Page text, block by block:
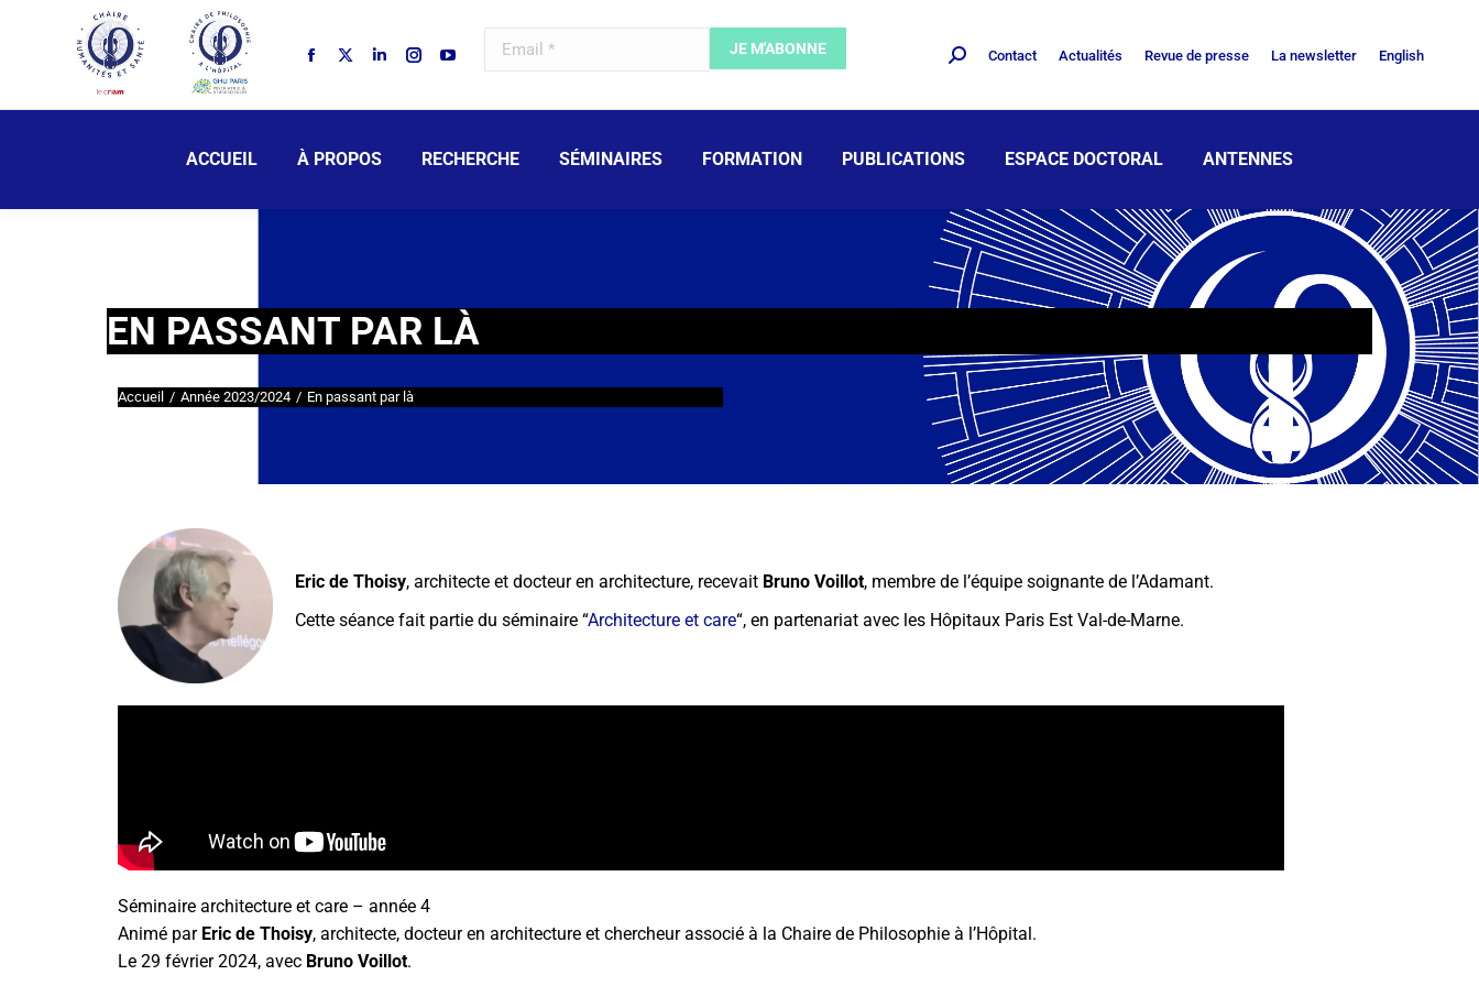
Contact Actualités Revue de presse La newsletter English
ACCUEIL À PROPOS RECHERCHE SÉMINAIRES FORMATION PUBLICATIONS ESPACE DOCTORAL ANTENNES
EN PASSANT PAR LÀ
Vous êtes ici :
Accueil Année 2023/2024 En passant par là
Eric de Thoisy, architecte et docteur en architecture, recevait Bruno Voillot, membre de l’équipe soignante de l’Adamant.
Cette séance fait partie du séminaire “Architecture et care“, en partenariat avec les Hôpitaux Paris Est Val-de-Marne.
Séminaire architecture et care – année 4
Animé par Eric de Thoisy, architecte, docteur en architecture et chercheur associé à la Chaire de Philosophie à l’Hôpital.
Le 29 février 2024, avec Bruno Voillot.